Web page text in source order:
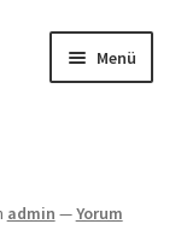
Menü
admin —Yorum